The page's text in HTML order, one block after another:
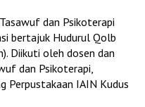
dan Psikoterapi
bertajuk Hudurul Qolb
Diikuti oleh dosen dan
dan Psikoterapi,
Perpustakaan IAIN Kudus